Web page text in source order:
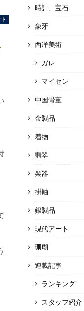
時計、宝石
象牙
西洋美術
ガレ
マイセン
中国骨董
金製品
着物
翡翠
楽器
掛軸
銀製品
現代アート
珊瑚
連載記事
ランキング
スタッフ紹介